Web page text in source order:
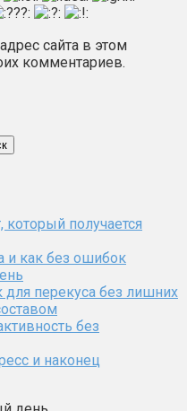
сайта в этом
комментариев.
получается
и как без ошибок
для перекуса без лишних
без
и наконец